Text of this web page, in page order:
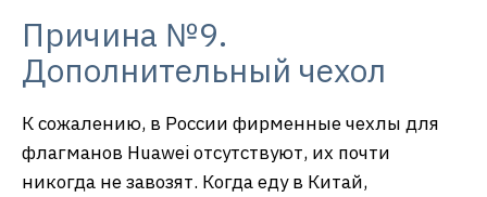
Причина №9.
Дополнительный чехол
К сожалению, в России фирменные чехлы для
флагманов Huawei отсутствуют, их почти
никогда не завозят. Когда еду в Китай,